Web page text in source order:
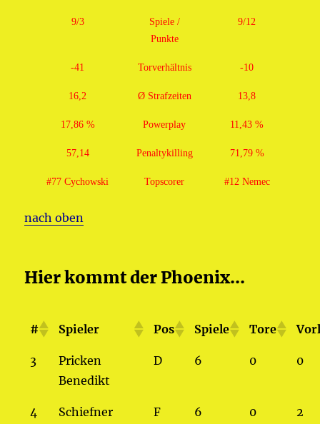
9/3
Spiele /
Punkte
9/12
-41 Torverhältnis -10
16,2 Ø Strafzeiten 13,8
17,86 % Powerplay 11,43 %
57,14 Penaltykilling 71,79 %
#77 Cychowski Topscorer #12 Nemec
nach oben
Hier kommt der Phoenix...
# Spieler Pos Spiele Tore
3
Pricken
Benedikt
D 6 0 0
4
Schiefner
F 6 0 2